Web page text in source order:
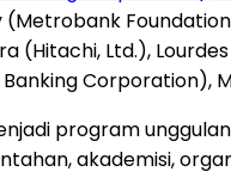
(Hitachi, Ltd.),
Corporation),
program
akademisi,